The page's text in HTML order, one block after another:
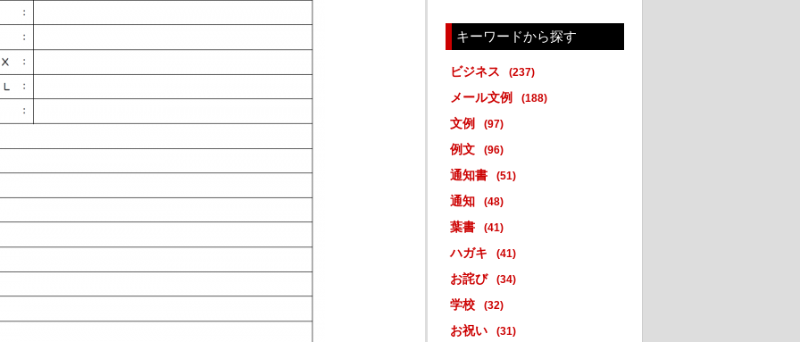
キーワードから探す
ビジネス (237)
メール文例 (188)
文例 (97)
例文 (96)
通知書 (51)
通知 (48)
葉書 (41)
ハガキ (41)
お詫び (34)
学校 (32)
お祝い (31)